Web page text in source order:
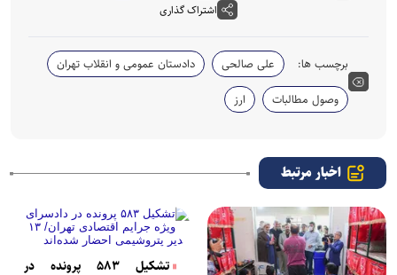
اشتراک گذاری
برچسب ها: علی صالحی
دادستان عمومی و انقلاب تهران
وصول مطالبات
ارز
اخبار مرتبط
تشکیل ۵۸۳ پرونده در